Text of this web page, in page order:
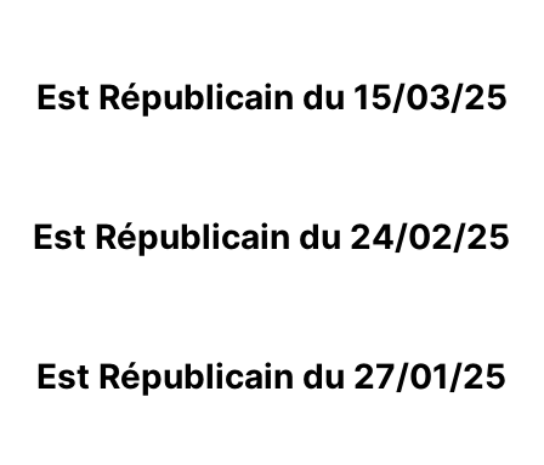
Est Républicain du 15/03/25
Est Républicain du 24/02/25
Est Républicain du 27/01/25